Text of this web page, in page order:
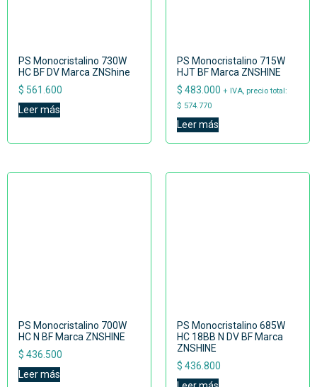
PS Monocristalino 730W
HC BF DV Marca ZNShine
$ 561.600
Leer más
PS Monocristalino 715W
HJT BF Marca ZNSHINE
$ 483.000 + IVA, precio total:
$ 574.770
Leer más
PS Monocristalino 700W
HC N BF Marca ZNSHINE
$ 436.500
Leer más
PS Monocristalino 685W
HC 18BB N DV BF Marca
ZNSHINE
$ 436.800